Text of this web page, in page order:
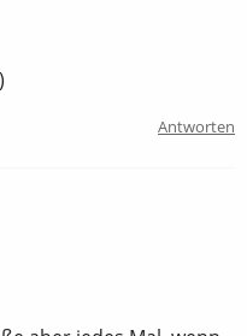
Antworten